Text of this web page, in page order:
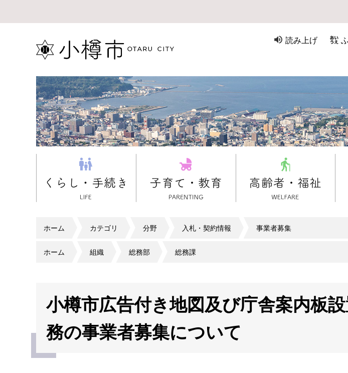
読み上げ
ホーム カテゴリ 分野 入札・契約情報 事業者募集
ホーム 組織 総務部 総務課
小樽市広告付き地図及び庁舎案内板
務の事業者募集について